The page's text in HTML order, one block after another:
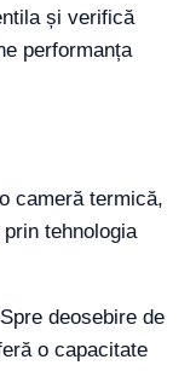
și verifică
performanța
cameră termică,
tehnologia
deosebire de
o capacitate